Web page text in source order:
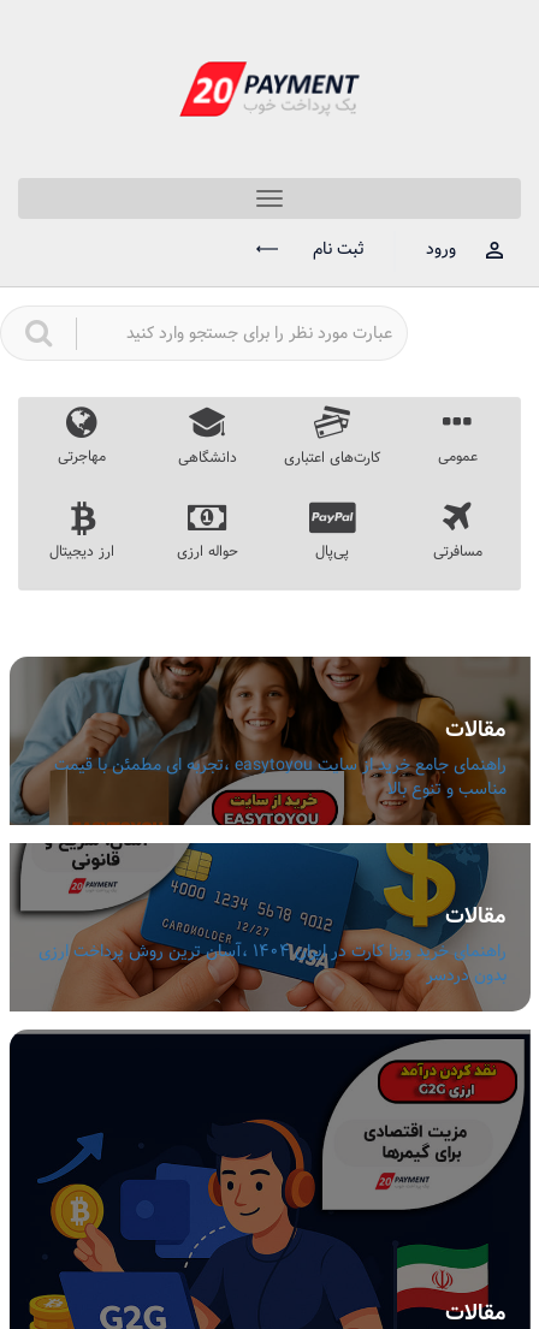
Toggle
navigation
ورود
ثبت نام
عمومی کارت‌های اعتباری دانشگاهی مهاجرتی
مسافرتی پی‌پال حواله ارزی ارز دیجیتال
مقالات
راهنمای جامع خرید از سایت easytoyou ،تجربه ای مطمئن با قیمت
مناسب و تنوع بالا
مقالات
راهنمای خرید ویزا کارت در ایران 1404 ،آسان ترین روش پرداخت ارزی
بدون دردسر
مقالات